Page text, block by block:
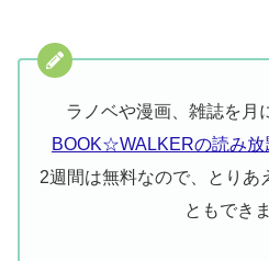
ラノベや漫画、雑誌を月
BOOK☆WALKERの読み放
2週間は無料なので、とりあ
ともでき